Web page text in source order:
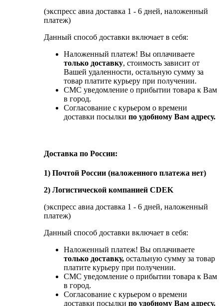
(экспресс авиа доставка 1 - 6 дней, наложенный
платеж)
Данный способ доставки включает в себя:
Наложенный платеж! Вы оплачиваете
только доставку, стоимость зависит от
Вашей удаленности, остальную сумму за
товар платите курьеру при получении.
СМС уведомление о прибытии товара к Вам
в город.
Согласование с курьером о времени
доставки посылки по удобному Вам адресу.
Доставка по России:
1) Почтой России (наложенного платежа нет)
2) Логистической компанией CDEK
(экспресс авиа доставка 1 - 6 дней, наложенный
платеж)
Данный способ доставки включает в себя:
Наложенный платеж! Вы оплачиваете
только доставку, остальную сумму за товар
платите курьеру при получении.
СМС уведомление о прибытии товара к Вам
в город.
Согласование с курьером о времени
доставки посылки по удобному Вам адресу.